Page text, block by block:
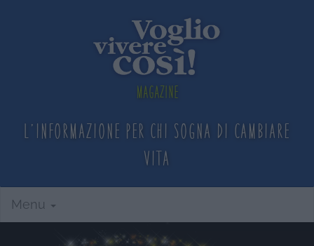
Magazine
L'informazione per chi sogna di cambiare
vita
Menu